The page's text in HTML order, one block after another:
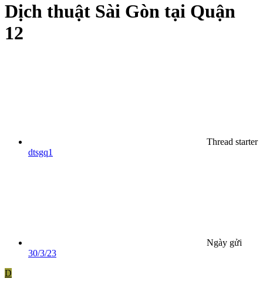
Dịch thuật Sài Gòn tại Quận
12
Thread starter
dtsgq1
Ngày gửi
30/3/23
D